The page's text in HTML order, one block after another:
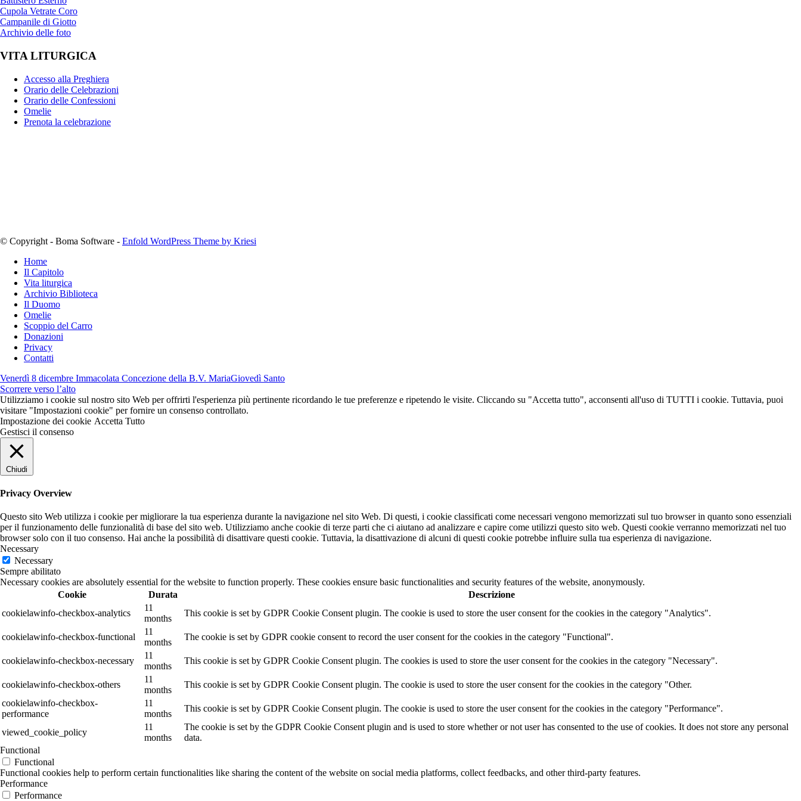
Cupola Vetrate Coro
Campanile di Giotto
Archivio delle foto
VITA LITURGICA
Accesso alla Preghiera
Orario delle Celebrazioni
Orario delle Confessioni
Omelie
Prenota la celebrazione
© Copyright - Boma Software - Enfold WordPress Theme by Kriesi
Home
Il Capitolo
Vita liturgica
Archivio Biblioteca
Il Duomo
Omelie
Scoppio del Carro
Donazioni
Privacy
Contatti
Venerdì 8 dicembre Immacolata Concezione della B.V. MariaGiovedì Santo
Scorrere verso l’alto
Utilizziamo i cookie sul nostro sito Web per offrirti l'esperienza più pertinente ricordando le tue preferenze e ripetendo le visite. Cliccando su "Accetta tutto", acconsenti all'uso di TUTTI i cookie. Tuttavia, puoi
visitare "Impostazioni cookie" per fornire un consenso controllato.
Impostazione dei cookie Accetta Tutto
Gestisci il consenso
Chiudi
Privacy Overview
Questo sito Web utilizza i cookie per migliorare la tua esperienza durante la navigazione nel sito Web. Di questi, i cookie classificati come necessari vengono memorizzati sul tuo browser in quanto sono essenziali
per il funzionamento delle funzionalità di base del sito web. Utilizziamo anche cookie di terze parti che ci aiutano ad analizzare e capire come utilizzi questo sito web. Questi cookie verranno memorizzati nel tuo
browser solo con il tuo consenso. Hai anche la possibilità di disattivare questi cookie. Tuttavia, la disattivazione di alcuni di questi cookie potrebbe influire sulla tua esperienza di navigazione.
Necessary
Necessary
Sempre abilitato
Necessary cookies are absolutely essential for the website to function properly. These cookies ensure basic functionalities and security features of the website, anonymously.
Cookie
Durata
Descrizione
cookielawinfo-checkbox-analytics
11
months
This cookie is set by GDPR Cookie Consent plugin. The cookie is used to store the user consent for the cookies in the category "Analytics".
cookielawinfo-checkbox-functional
11
months
The cookie is set by GDPR cookie consent to record the user consent for the cookies in the category "Functional".
cookielawinfo-checkbox-necessary
11
months
This cookie is set by GDPR Cookie Consent plugin. The cookies is used to store the user consent for the cookies in the category "Necessary".
cookielawinfo-checkbox-others
11
months
This cookie is set by GDPR Cookie Consent plugin. The cookie is used to store the user consent for the cookies in the category "Other.
cookielawinfo-checkbox-
performance
11
months
This cookie is set by GDPR Cookie Consent plugin. The cookie is used to store the user consent for the cookies in the category "Performance".
viewed_cookie_policy
11
months
The cookie is set by the GDPR Cookie Consent plugin and is used to store whether or not user has consented to the use of cookies. It does not store any personal
data.
Functional
Functional
Functional cookies help to perform certain functionalities like sharing the content of the website on social media platforms, collect feedbacks, and other third-party features.
Performance
Performance